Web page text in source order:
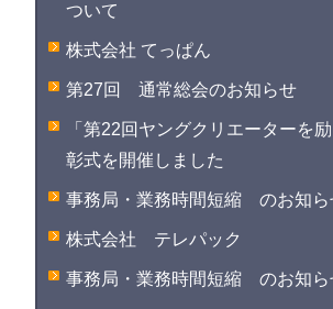
ついて
株式会社 てっぱん
第27回 通常総会のお知らせ
「第22回ヤングクリエーターを
彰式を開催しました
事務局・業務時間短縮 のお知ら
株式会社 テレパック
事務局・業務時間短縮 のお知ら